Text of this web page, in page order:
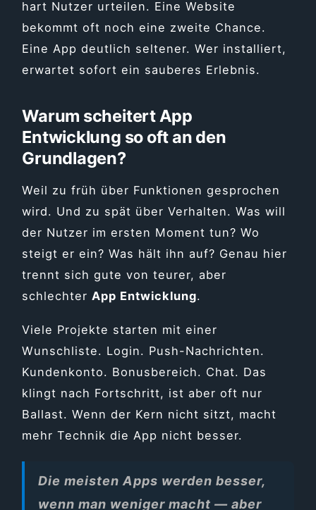
hart Nutzer urteilen. Eine Website
bekommt oft noch eine zweite Chance.
Eine App deutlich seltener. Wer installiert,
erwartet sofort ein sauberes Erlebnis.
Warum scheitert App
Entwicklung so oft an den
Grundlagen?
Weil zu früh über Funktionen gesprochen
wird. Und zu spät über Verhalten. Was will
der Nutzer im ersten Moment tun? Wo
steigt er ein? Was hält ihn auf? Genau hier
trennt sich gute von teurer, aber
schlechterApp Entwicklung.
Viele Projekte starten mit einer
Wunschliste. Login. Push-Nachrichten.
Kundenkonto. Bonusbereich. Chat. Das
klingt nach Fortschritt, ist aber oft nur
Ballast. Wenn der Kern nicht sitzt, macht
mehr Technik die App nicht besser.
Die meisten Apps werden besser,
wenn man weniger macht — aber